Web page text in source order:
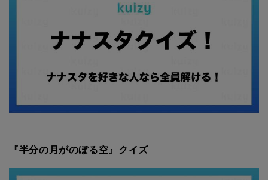
『半分の月がのぼる空』クイズ